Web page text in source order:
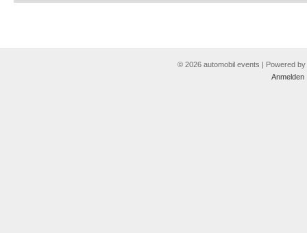
© 2026 automobil events | Powered by
Anmelden|